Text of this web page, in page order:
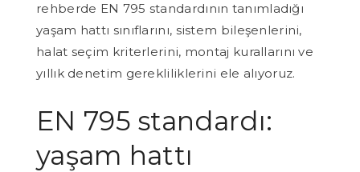
rehberde EN 795 standardının tanımladığı
yaşam hattı sınıflarını, sistem bileşenlerini,
halat seçim kriterlerini, montaj kurallarını ve
yıllık denetim gerekliliklerini ele alıyoruz.
EN 795 standardı:
yaşam hattı